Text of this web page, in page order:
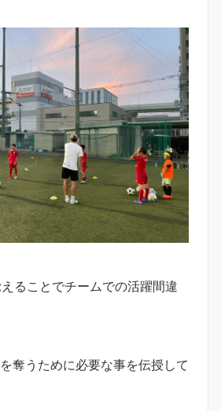
ることでチームでの活躍間違
奪うために必要な事を伝授して